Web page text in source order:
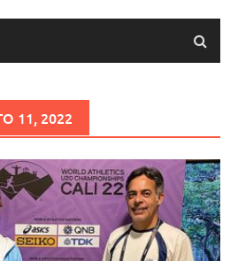
11, 2022